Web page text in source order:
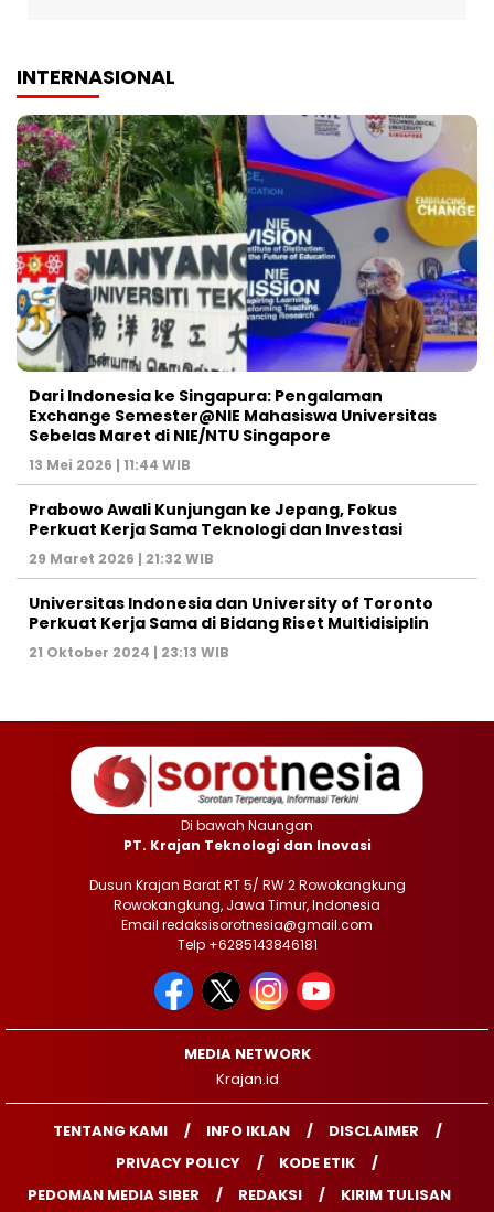
INTERNASIONAL
Dari Indonesia ke Singapura: Pengalaman
Exchange Semester@NIE Mahasiswa Universitas
Sebelas Maret di NIE/NTU Singapore
13 Mei 2026 | 11:44 WIB
Prabowo Awali Kunjungan ke Jepang, Fokus
Perkuat Kerja Sama Teknologi dan Investasi
29 Maret 2026 | 21:32 WIB
Universitas Indonesia dan University of Toronto
Perkuat Kerja Sama di Bidang Riset Multidisiplin
21 Oktober 2024 | 23:13 WIB
Di bawah Naungan
PT. Krajan Teknologi dan Inovasi
Dusun Krajan Barat RT 5/ RW 2 Rowokangkung
Rowokangkung, Jawa Timur, Indonesia
Email redaksisorotnesia@gmail.com
Telp +6285143846181
MEDIA NETWORK
Krajan.id
TENTANG KAMI INFO IKLAN
DISCLAIMER
PRIVACY POLICY
KODE ETIK
PEDOMAN MEDIA SIBER
REDAKSI KIRIM TULISAN